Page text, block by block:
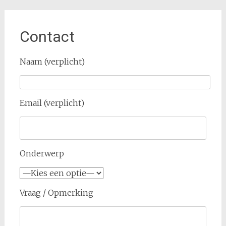
Contact
Naam (verplicht)
Email (verplicht)
Onderwerp
Vraag / Opmerking